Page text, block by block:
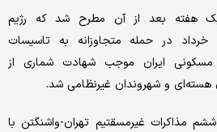
هفته بعد از آن مطرح شد که رژیم
صهیونیستی در سحرگاه ۲۳ خرداد در حمله متجاوزانه به تاسیسات
ایران موجب شهادت شماری از
هسته‌ای و شهروندان غیرنظامی شد.
مذاکرات غیرمسقتیم تهران-واشنگتن با